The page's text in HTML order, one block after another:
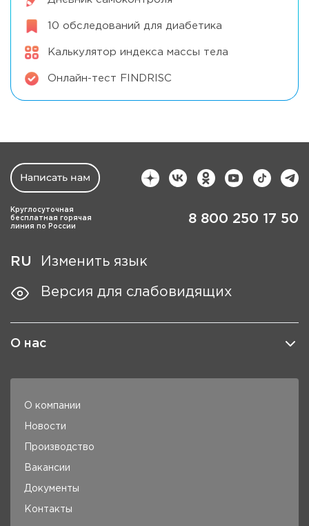
10 обследований для диабетика
Калькулятор индекса массы тела
Онлайн-тест FINDRISC
Написать нам
Круглосуточная
бесплатная горячая
линия по России
8 800 250 17 50
RU Изменить язык
Версия для слабовидящих
О нас
О компании
Новости
Производство
Вакансии
Документы
Контакты